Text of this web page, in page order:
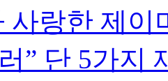
사랑한 제이
” 단 5가지